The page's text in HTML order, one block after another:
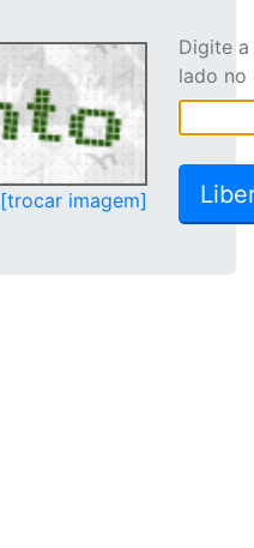
[trocar imagem]
Digite
lado no